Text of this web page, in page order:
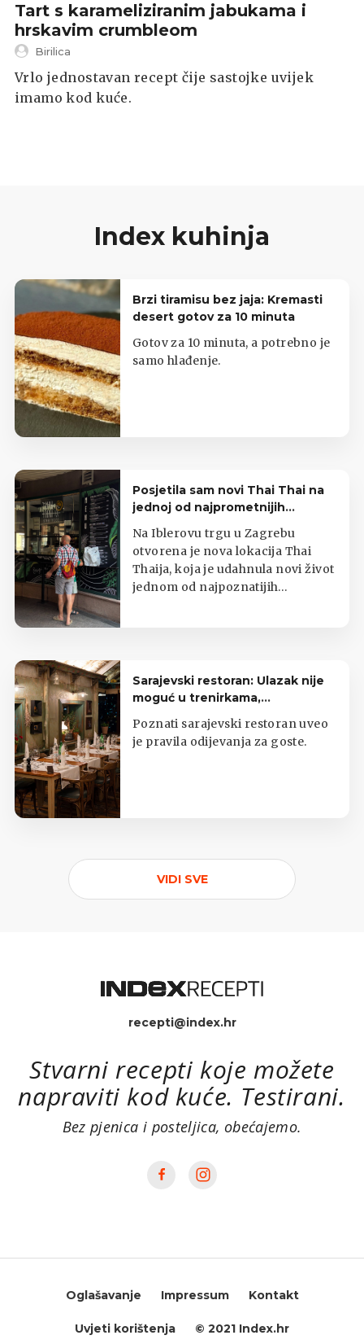
Tart s karameliziranim jabukama i
hrskavim crumbleom
Birilica
Vrlo jednostavan recept čije sastojke uvijek
imamo kod kuće.
Index kuhinja
Brzi tiramisu bez jaja: Kremasti
desert gotov za 10 minuta
Gotov za 10 minuta, a potrebno je
samo hlađenje.
Posjetila sam novi Thai Thai na
jednoj od najprometnijih
zagrebačkih lokacija
Na Iblerovu trgu u Zagrebu
otvorena je nova lokacija Thai
Thaija, koja je udahnula novi život
jednom od najpoznatijih
Sarajevski restoran: Ulazak nije
moguć u trenirkama,
potkošuljama i japankama
Poznati sarajevski restoran uveo
je pravila odijevanja za goste.
VIDI SVE
recepti@index.hr
Stvarni recepti koje možete
napraviti kod kuće. Testirani.
Bez pjenica i posteljica, obećajemo.
Oglašavanje Impressum Kontakt
Uvjeti korištenja © 2021 Index.hr